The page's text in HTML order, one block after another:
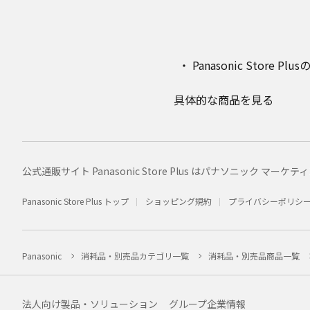
Panasonic Store Plus
具体的な商品を見る
公式通販サイト Panasonic Store Plus はパナソニック マーケテ
Panasonic Store Plus トップ ショッピング規約 プライバシーポリシー
Panasonic 消耗品・別売品カテゴリ一覧 消耗品・別売品商品一覧
法人向け製品・ソリューション グループ企業情報